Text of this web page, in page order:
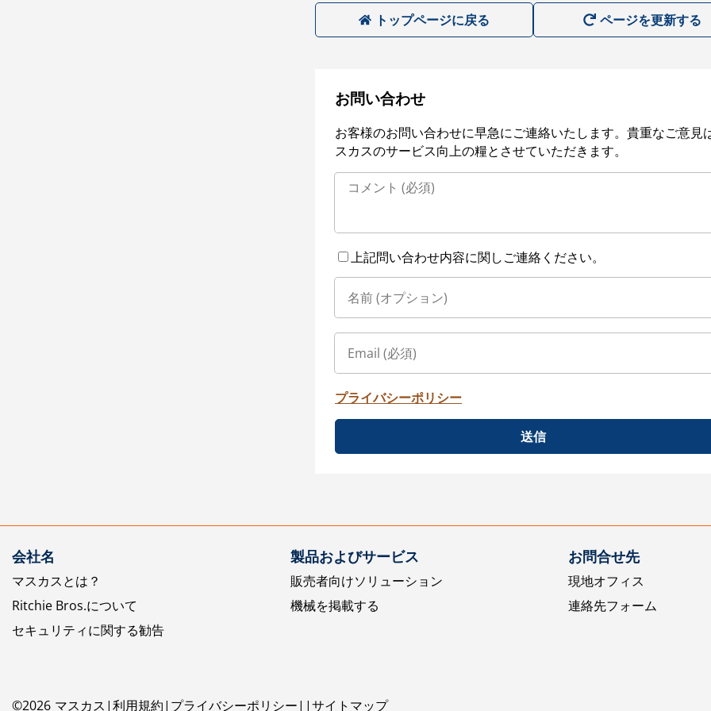
トップページに戻る ページを更新する
お問い合わせ
お客様のお問い合わせに早急にご連絡いたします。貴重なご意見
スカスのサービス向上の糧とさせていただきます。
上記問い合わせ内容に関しご連絡ください。
プライバシーポリシー
送信
会社名
マスカスとは？
Ritchie Bros.について
セキュリティに関する勧告
製品およびサービス
販売者向けソリューション
機械を掲載する
お問合せ先
現地オフィス
連絡先フォーム
©2026 マスカス 利用規約 プライバシーポリシー サイトマップ